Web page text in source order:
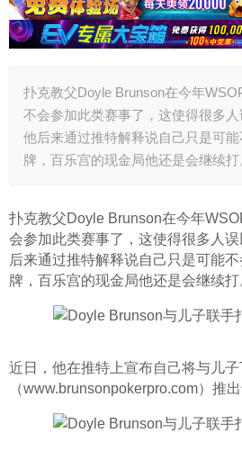
扑克教父Doyle Brunson在今年
不会参加此类赛事了，这使得很多人
他后来通过推特解释说自己只是可
牌，百乐宫的现金局他还是会继续打
扑克教父Doyle Brunson在今年
会参加此类赛事了，这使得很多人
后来通过推特解释说自己只是可能
牌，百乐宫的现金局他还是会继续打
近日，他在推特上宣布自己将与儿
（www.brunsonpokerpro.com）推